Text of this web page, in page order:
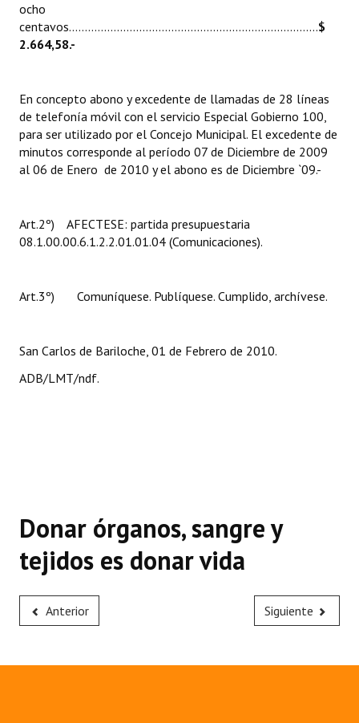
ocho
centavos..............................................................................$
2.664,58.-
En concepto abono y excedente de llamadas de 28 líneas
de telefonía móvil con el servicio Especial Gobierno 100,
para ser utilizado por el Concejo Municipal. El excedente de
minutos corresponde al período 07 de Diciembre de 2009
al 06 de Enero de 2010 y el abono es de Diciembre `09.-
Art.2º) AFECTESE: partida presupuestaria
08.1.00.00.6.1.2.2.01.01.04 (Comunicaciones).
Art.3º) Comuníquese. Publíquese. Cumplido, archívese.
San Carlos de Bariloche, 01 de Febrero de 2010.
ADB/LMT/ndf.
Donar órganos, sangre y
tejidos es donar vida
Anterior Siguiente